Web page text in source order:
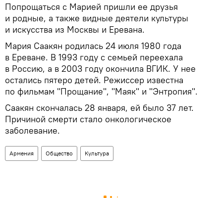
Попрощаться с Марией пришли ее друзья
и родные, а также видные деятели культуры
и искусства из Москвы и Еревана.
Мария Саакян родилась 24 июля 1980 года
в Ереване. В 1993 году с семьей переехала
в Россию, а в 2003 году окончила ВГИК. У нее
остались пятеро детей. Режиссер известна
по фильмам "Прощание", "Маяк" и "Энтропия".
Саакян скончалась 28 января, ей было 37 лет.
Причиной смерти стало онкологическое
заболевание.
Армения Общество Культура